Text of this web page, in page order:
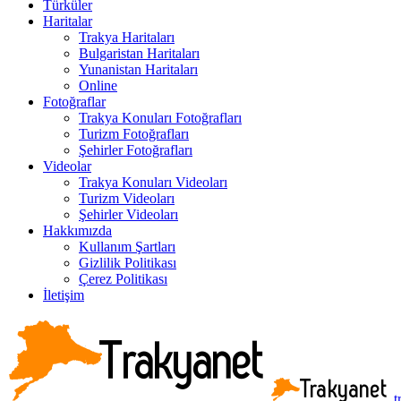
Türküler
Haritalar
Trakya Haritaları
Bulgaristan Haritaları
Yunanistan Haritaları
Online
Fotoğraflar
Trakya Konuları Fotoğrafları
Turizm Fotoğrafları
Şehirler Fotoğrafları
Videolar
Trakya Konuları Videoları
Turizm Videoları
Şehirler Videoları
Hakkımızda
Kullanım Şartları
Gizlilik Politikası
Çerez Politikası
İletişim